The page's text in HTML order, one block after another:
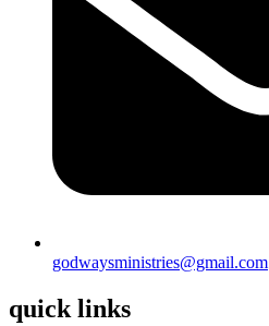
godwaysministries@gmail.com
quick links